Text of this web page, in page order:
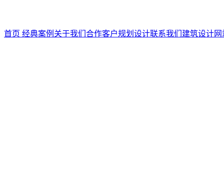
首页 经典案例 关于我们 合作客户规划设计联系我们 建筑设计